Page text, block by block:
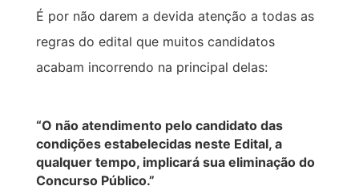
É por não darem a devida atenção a todas as
regras do edital que muitos candidatos
acabam incorrendo na principal delas:
“O não atendimento pelo candidato das
condições estabelecidas neste Edital, a
qualquer tempo, implicará sua eliminação do
Concurso Público.”